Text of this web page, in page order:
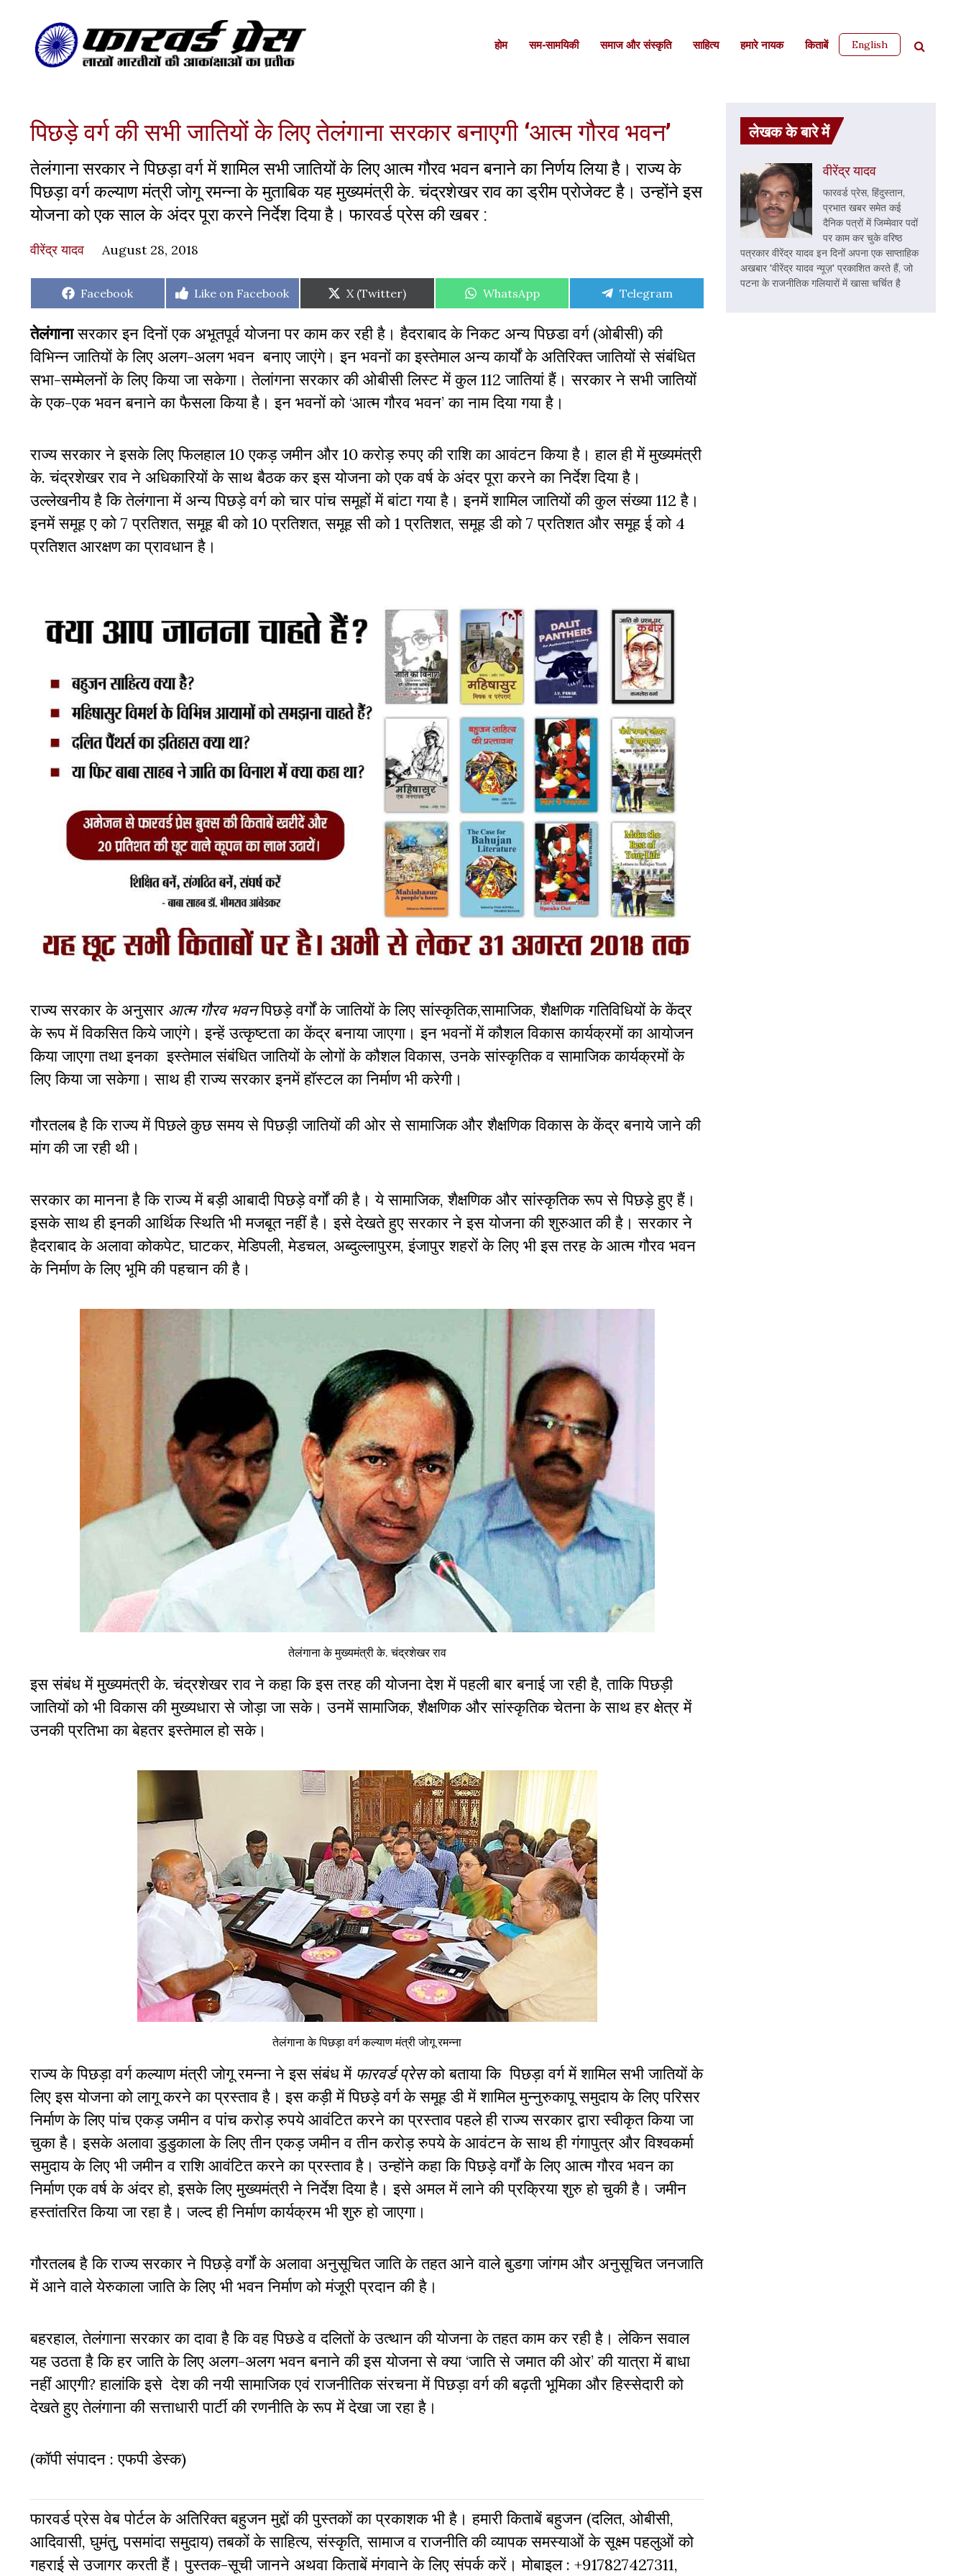
होम सम-सामयिकी समाज और संस्कृति साहित्‍य हमारे नायक किताबें English
पिछड़े वर्ग की सभी जातियों के लिए तेलंगाना सरकार बनाएगी ‘आत्म गौरव भवन’
तेलंगाना सरकार ने पिछड़ा वर्ग में शामिल सभी जातियों के लिए आत्म गौरव भवन बनाने का निर्णय लिया है। राज्य के
पिछड़ा वर्ग कल्याण मंत्री जाेगू रमन्ना के मुताबिक यह मुख्यमंत्री के. चंद्रशेखर राव का ड्रीम प्रोजेक्ट है। उन्होंने इस
योजना को एक साल के अंदर पूरा करने निर्देश दिया है। फारवर्ड प्रेस की खबर :
वीरेंद्र यादव August 28, 2018
Share
Facebook
Share
Like on Facebook
Share
on
X (Twitter)
Share
WhatsApp
Share
Telegram
तेलंगानासरकार इन दिनों एक अभूतपूर्व योजना पर काम कर रही है। हैदराबाद के निकट अन्य पिछडा वर्ग (ओबीसी) की
विभिन्न जातियों के लिए अलग-अलग भवन बनाए जाएंगे। इन भवनाें का इस्तेमाल अन्य कार्यों के अतिरिक्त जातियों से संबंधित
सभा-सम्मेलनों के लिए किया जा सकेगा। तेलांगना सरकार की ओबीसी लिस्ट में कुल 112 जातियां हैं। सरकार ने सभी जातियों
के एक-एक भवन बनाने का फैसला किया है। इन भवनों को ‘आत्‍म गौरव भवन’ का नाम दिया गया है।
राज्य सरकार ने इसके लिए फिलहाल 10 एकड़ जमीन और 10 करोड़ रुपए की राशि का आवंटन किया है। हाल ही में मुख्यमंत्री
के. चंद्रशेखर राव ने अधिकारियों के साथ बैठक कर इस योजना को एक वर्ष के अंदर पूरा करने का निर्देश दिया है।
उल्लेखनीय है कि तेलंगाना में अन्य पिछड़े वर्ग को चार पांच समूहों में बांटा गया है। इनमें शामिल जातियों की कुल संख्या 112 है।
इनमें समूह ए को 7 प्रतिशत, समूह बी को 10 प्रतिशत, समूह सी को 1 प्रतिशत, समूह डी को 7 प्रतिशत और समूह ई को 4
प्रतिशत आरक्षण का प्रावधान है।
राज्य सरकार के अनुसार आत्‍म गौरव भवनपिछड़े वर्गों के जातियों के लिए सांस्कृतिक,सामाजिक,शैक्षणिक गतिविधियों के केंद्र
के रूप में विकसित किये जाएंगे। इन्‍हें उत्‍कृष्‍टता का केंद्र बनाया जाएगा। इन भवनों में कौशल विकास कार्यक्रमों का आयोजन
किया जाएगा तथा इनका इस्तेमाल संबंधित जातियों के लोगों के कौशल विकास, उनके सांस्कृतिक व सामाजिक कार्यक्रमों के
लिए किया जा सकेगा। साथ ही राज्य सरकार इनमें हॉस्टल का निर्माण भी करेगी।
गौरतलब है कि राज्य में पिछले कुछ समय से पिछड़ी जातियों की ओर से सामाजिक और शैक्षणिक विकास के केंद्र बनाये जाने की
मांग की जा रही थी।
सरकार का मानना है कि राज्‍य में बड़ी आबादी पिछड़े वर्गों की है। ये सामाजिक, शैक्षणिक और सांस्‍कृतिक रूप से पिछड़े हुए हैं।
इसके साथ ही इनकी आर्थिक स्थिति भी मजबूत नहीं है। इसे देखते हुए सरकार ने इस योजना की शुरुआत की है। सरकार ने
हैदराबाद के अलावाकोकपेट,घाटकर,मेडिपली,मेडचल, अब्दुल्लापुरम,इंजापुर शहरों के लिए भी इस तरह के आत्म गौरव भवन
के निर्माण के लिए भूमि की पहचान की है।
तेलंगाना के मुख्यमंत्री के. चंद्रशेखर राव
इस संबंध में मुख्‍यमंत्री के. चंद्रशेखर राव ने कहा कि इस तरह की योजना देश में पहली बार बनाई जा रही है, ताकि पिछड़ी
जातियों को भी विकास की मुख्‍यधारा से जोड़ा जा सके। उनमें सामाजिक, शैक्षणिक और सांस्‍कृतिक चेतना के साथ हर क्षेत्र में
उनकी प्रतिभा का बेहतर इस्‍तेमाल हो सके।
तेलंगाना के पिछड़ा वर्ग कल्याण मंत्री जोगू रमन्ना
राज्य के पिछड़ा वर्ग कल्याण मंत्री जोगू रमन्ना ने इस संबंध में फारवर्ड प्रेसको बताया कि पिछड़ा वर्ग में शामिल सभी जातियों के
लिए इस योजना को लागू करने का प्रस्ताव है। इस कड़ी में पिछड़े वर्ग के समूह डी में शामिल मुन्नुरुकापू समुदाय के लिए परिसर
निर्माण के लिए पांच एकड़ जमीन व पांच करोड़ रुपये आवंटित करने का प्रस्‍ताव पहले ही राज्य सरकार द्वारा स्वीकृत किया जा
चुका है। इसके अलावा डुडुकाला के लिए तीन एकड़ जमीन व तीन करोड़ रुपये के आवंटन के साथ ही गंगापुत्र और विश्‍वकर्मा
समुदाय के लिए भी जमीन व राशि आवंटित करने का प्रस्‍ताव है। उन्होंने कहा कि पिछड़े वर्गों के लिए आत्म गौरव भवन का
निर्माण एक वर्ष के अंदर हो, इसके लिए मुख्यमंत्री ने निर्देश दिया है। इसे अमल में लाने की प्रक्रिया शुरु हो चुकी है। जमीन
हस्तांतरित किया जा रहा है। जल्द ही निर्माण कार्यक्रम भी शुरु हो जाएगा।
गौरतलब है कि राज्य सरकार ने पिछड़े वर्गों के अलावा अनुसूचित जाति के तहत आने वाले बुडगा जांगम और अनुसूचित जनजाति
में आने वाले येरुकाला जाति के लिए भी भवन निर्माण को मंजूरी प्रदान की है।
बहरहाल, तेलंगाना सरकार का दावा है कि वह पिछडे व दलितों के उत्थान की योजना के तहत काम कर रही है। लेकिन सवाल
यह उठता है कि हर जाति के लिए अलग-अलग भवन बनाने की इस योजना से क्या ‘जाति से जमात की ओर’ की यात्रा में बाधा
नहीं आएगी? हालांकि इसे देश की नयी सामाजिक एवं राजनीतिक संरचना में पिछड़ा वर्ग की बढ़ती भूमिका और हिस्‍सेदारी को
देखते हुए तेलंगाना की सत्ताधारी पार्टी की रणनीति के रूप में देखा जा रहा है।
(कॉपी संपादन : एफपी डेस्क)
फारवर्ड प्रेस वेब पोर्टल के अतिरिक्‍त बहुजन मुद्दों की पुस्‍तकों का प्रकाशक भी है। हमारी किताबें बहुजन (दलित, ओबीसी,
आदिवासी, घुमंतु, पसमांदा समुदाय) तबकों के साहित्‍य, संस्कृति, सामाज व राजनीति की व्‍यापक समस्‍याओं के सूक्ष्म पहलुओं को
गहराई से उजागर करती हैं। पुस्तक-सूची जानने अथवा किताबें मंगवाने के लिए संपर्क करें। मोबाइल : +917827427311,
लेखक के बारे में
वीरेंद्र यादव
फारवर्ड प्रेस, हिंदुस्‍तान,
प्रभात खबर समेत कई
दैनिक पत्रों में जिम्मेवार पदों
पर काम कर चुके वरिष्ठ
पत्रकार वीरेंद्र यादव इन दिनों अपना एक साप्ताहिक
अखबार 'वीरेंद्र यादव न्यूज़' प्रकाशित करते हैं, जो
पटना के राजनीतिक गलियारों में खासा चर्चित है